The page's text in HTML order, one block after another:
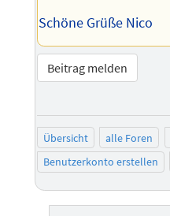
Schöne Grüße Nico
Beitrag melden
Übersicht alle Foren
Benutzerkonto erstellen